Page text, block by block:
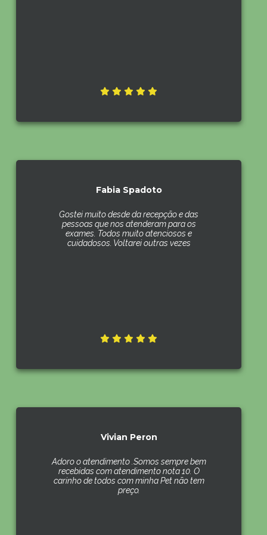
Fabia Spadoto
Gostei muito desde da recepção e das
pessoas que nos atenderam para os
exames. Todos muito atenciosos e
cuidadosos. Voltarei outras vezes
Vivian Peron
Adoro o atendimento .Somos sempre bem
recebidas com atendimento nota 10. O
carinho de todos com minha Pet não tem
preço.